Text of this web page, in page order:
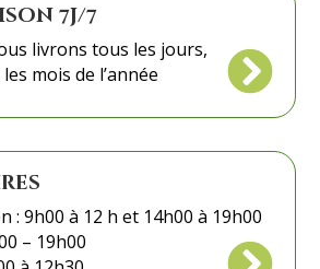
7j/7
livrons tous les jours,
mois de l’année

: 9h00 à 12 h et 14h00 à 19h00
– 19h00